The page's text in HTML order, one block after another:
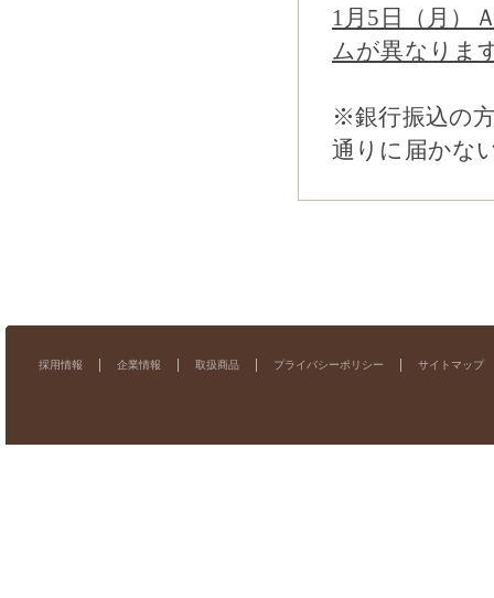
1月5日（月）
ムが異なりま
※銀行振込の
通りに届かな
採用情報 企業情報 取扱商品 プライバシーポリシー サイトマップ